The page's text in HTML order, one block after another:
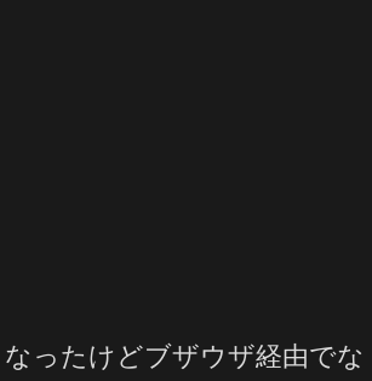
ったけどブザウザ経由でな